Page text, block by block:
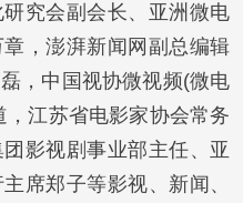
究会副会长、亚洲微电
，澎湃新闻网副总编辑
，中国视协微视频(微电
江苏省电影家协会常务
影视剧事业部主任、亚
席郑子等影视、新闻、